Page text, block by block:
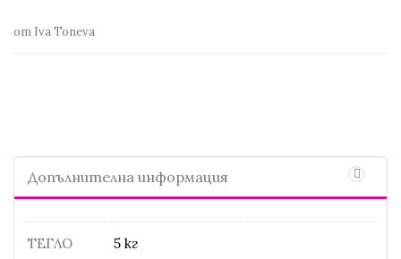
от Iva Toneva
Допълнителна информация
ТЕГЛО 5 кг